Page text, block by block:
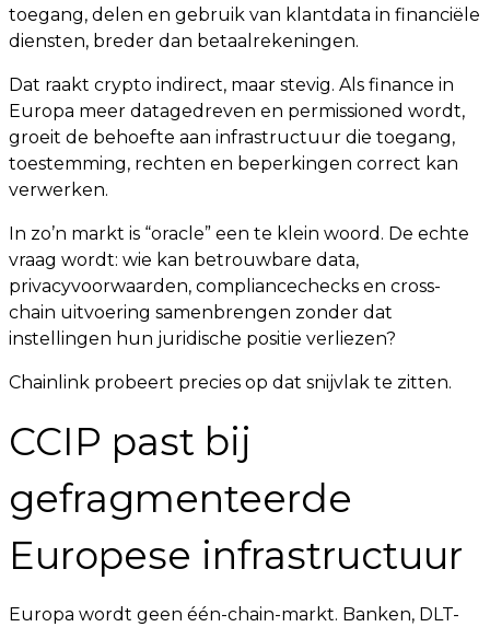
toegang, delen en gebruik van klantdata in financiële
diensten, breder dan betaalrekeningen.
Dat raakt crypto indirect, maar stevig. Als finance in
Europa meer datagedreven en permissioned wordt,
groeit de behoefte aan infrastructuur die toegang,
toestemming, rechten en beperkingen correct kan
verwerken.
In zo’n markt is “oracle” een te klein woord. De echte
vraag wordt: wie kan betrouwbare data,
privacyvoorwaarden, compliancechecks en cross-
chain uitvoering samenbrengen zonder dat
instellingen hun juridische positie verliezen?
Chainlink probeert precies op dat snijvlak te zitten.
CCIP past bij
gefragmenteerde
Europese infrastructuur
Europa wordt geen één-chain-markt. Banken, DLT-